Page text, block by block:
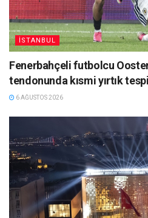
İSTANBUL
Fenerbahçeli futbolcu
tendonunda kısmi yırtık
6 AĞUSTOS 2026